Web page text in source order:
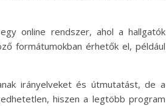
online rendszer, ahol a hallgatók
formátumokban érhetők el, például
irányelveket és útmutatást, de a
hiszen a legtöbb program